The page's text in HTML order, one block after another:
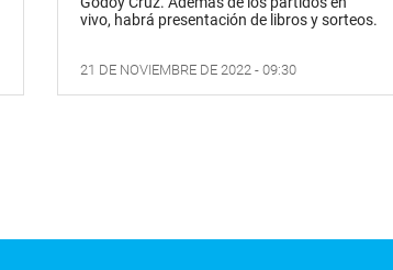
vivo, habrá presentación de libros y sorteos.
21 DE NOVIEMBRE DE 2022 - 09:30